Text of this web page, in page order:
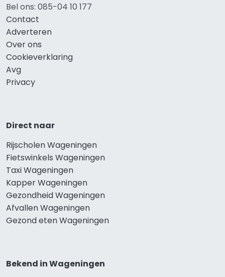
Bel ons: 085-04 10 177
Contact
Adverteren
Over ons
Cookieverklaring
Avg
Privacy
Direct naar
Rijscholen Wageningen
Fietswinkels Wageningen
Taxi Wageningen
Kapper Wageningen
Gezondheid Wageningen
Afvallen Wageningen
Gezond eten Wageningen
Bekend in Wageningen